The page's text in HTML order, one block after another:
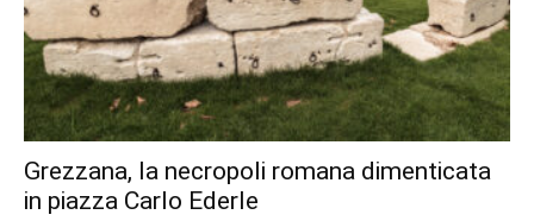
Grezzana, la necropoli romana dimenticata
in piazza Carlo Ederle